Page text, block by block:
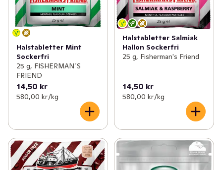
Halstabletter Mint
Sockerfri
25 g, FISHERMAN´S
FRIEND
14,50 kr
580,00 kr /kg
Halstabletter Salmiak
Hallon Sockerfri
25 g, Fisherman's Friend
14,50 kr
580,00 kr /kg